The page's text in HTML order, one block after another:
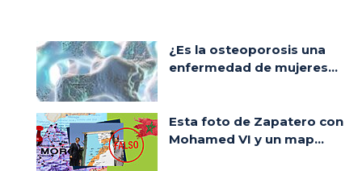
¿Es la osteoporosis una
enfermedad de mujeres...
Esta foto de Zapatero con
Mohamed VI y un map...